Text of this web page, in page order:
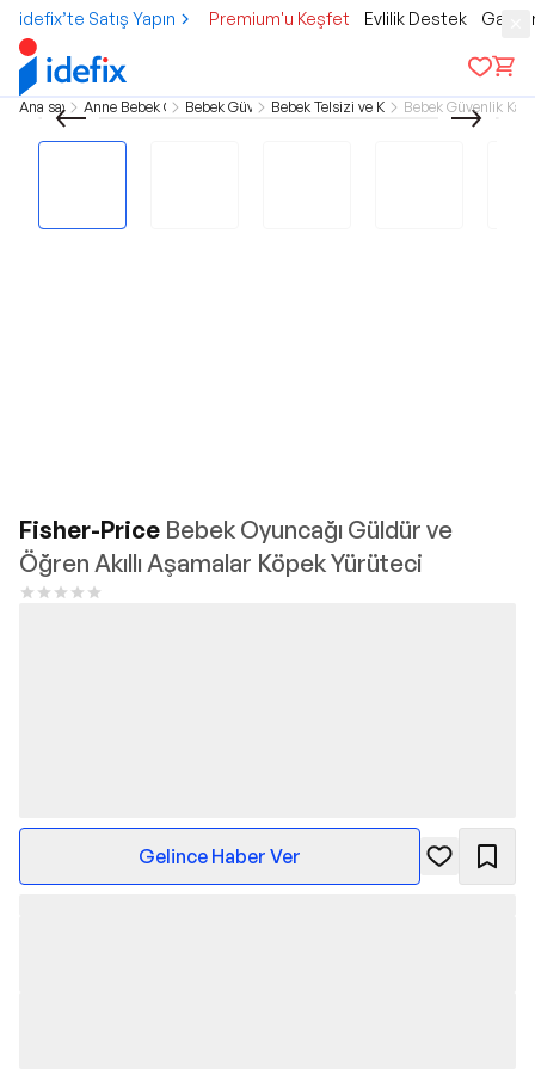
idefix’te Satış Yapın Premium'u Keşfet Evlilik Destek
Ana sayfa Anne Bebek ÇocukBebek GüvenlikBebek Telsizi ve KamerasıBebek Güvenlik
Fisher-Price Bebek Oyuncağı Güldür ve
Öğren Akıllı Aşamalar Köpek Yürüteci
Gelince Haber Ver